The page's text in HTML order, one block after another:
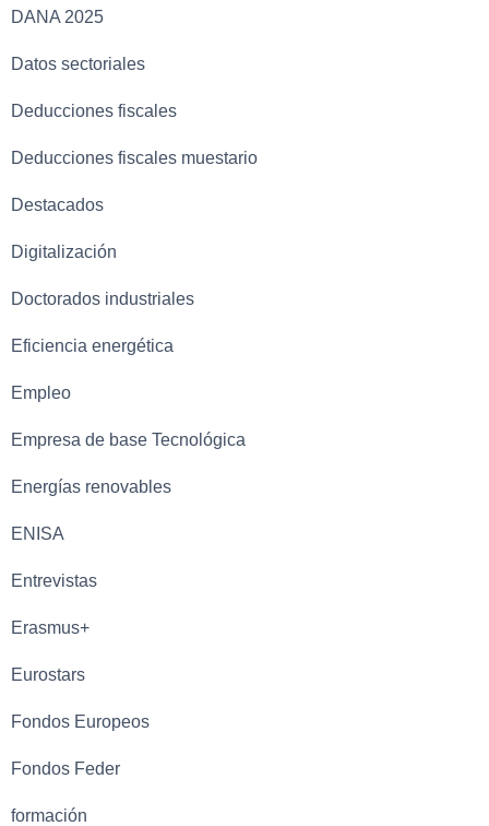
DANA 2025
Datos sectoriales
Deducciones fiscales
Deducciones fiscales muestario
Destacados
Digitalización
Doctorados industriales
Eficiencia energética
Empleo
Empresa de base Tecnológica
Energías renovables
ENISA
Entrevistas
Erasmus+
Eurostars
Fondos Europeos
Fondos Feder
formación